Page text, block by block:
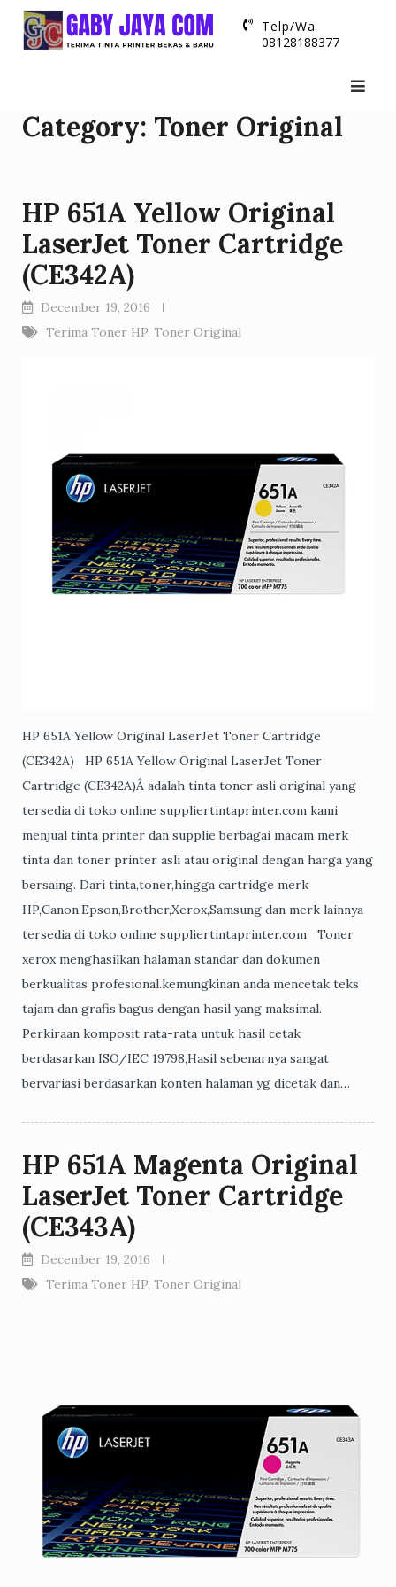
Skip
Telp/Wa
08128188377
Category: Toner Original
HP 651A Yellow Original
LaserJet Toner Cartridge
(CE342A)
December 19, 2016
Terima Toner HP, Toner Original
HP 651A Yellow Original LaserJet Toner Cartridge
(CE342A) HP 651A Yellow Original LaserJet Toner
Cartridge (CE342A)Â adalah tinta toner asli original yang
tersedia di toko online suppliertintaprinter.com kami
menjual tinta printer dan supplie berbagai macam merk
tinta dan toner printer asli atau original dengan harga yang
bersaing. Dari tinta,toner,hingga cartridge merk
HP,Canon,Epson,Brother,Xerox,Samsung dan merk lainnya
tersedia di toko online suppliertintaprinter.com Toner
xerox menghasilkan halaman standar dan dokumen
berkualitas profesional.kemungkinan anda mencetak teks
tajam dan grafis bagus dengan hasil yang maksimal.
Perkiraan komposit rata-rata untuk hasil cetak
berdasarkan ISO/IEC 19798,Hasil sebenarnya sangat
bervariasi berdasarkan konten halaman yg dicetak dan…
HP 651A Magenta Original
LaserJet Toner Cartridge
(CE343A)
December 19, 2016
Terima Toner HP, Toner Original